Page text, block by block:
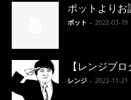
ポットよりお
ポット - 2022-03-19
【レンジブ
レンジ - 2022-11-21